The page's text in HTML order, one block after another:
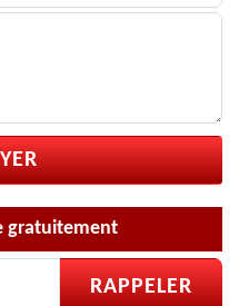
gratuitement